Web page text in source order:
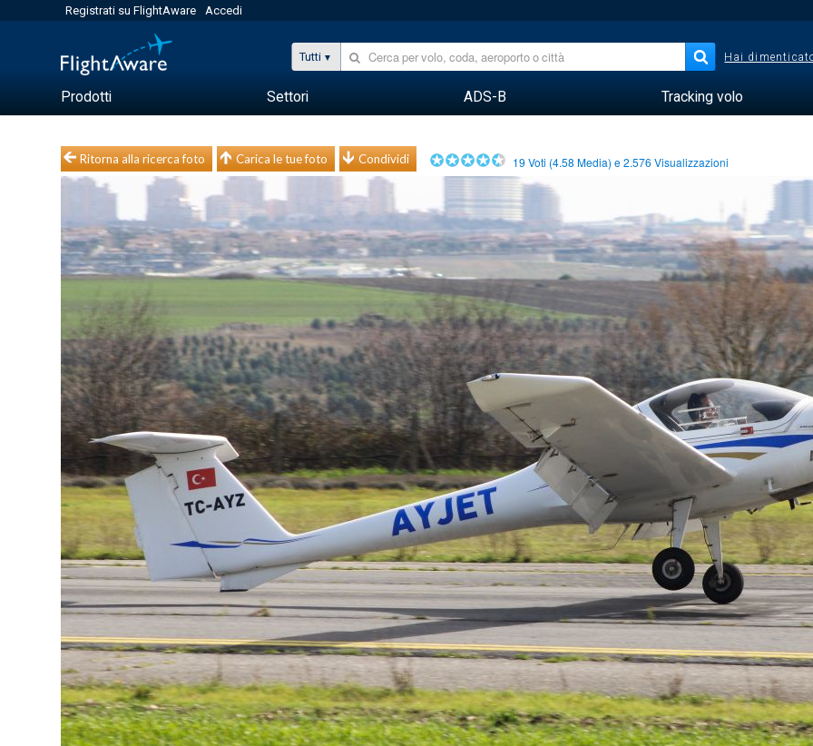
Registrati su FlightAware Accedi
Tutti Hai
Prodotti Settori ADS-B Tracking volo
Ritorna alla ricerca foto Carica le tue foto Condividi 19 Voti (4.58 Media) e2.576 Visualizzazioni